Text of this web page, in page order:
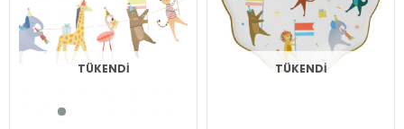
TÜKENDI TÜKENDI